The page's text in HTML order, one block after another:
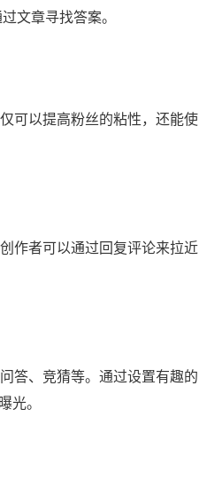
文章寻找答案。
可以提高粉丝的粘性，还能使
作者可以通过回复评论来拉近
答、竞猜等。通过设置有趣的
光。
2024-09-10 13:56:04